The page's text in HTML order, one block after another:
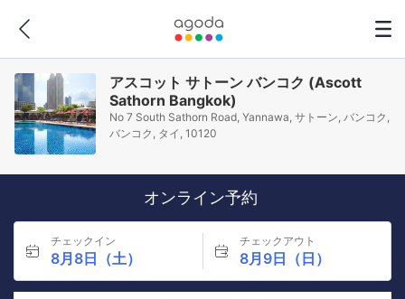
アスコット サトーン バンコク (Ascott
Sathorn Bangkok)
No 7 South Sathorn Road, Yannawa, サトーン, バンコク,
バンコク, タイ, 10120
オンライン予約
チェックイン
8月8日（土）
チェックアウト
8月9日（日）